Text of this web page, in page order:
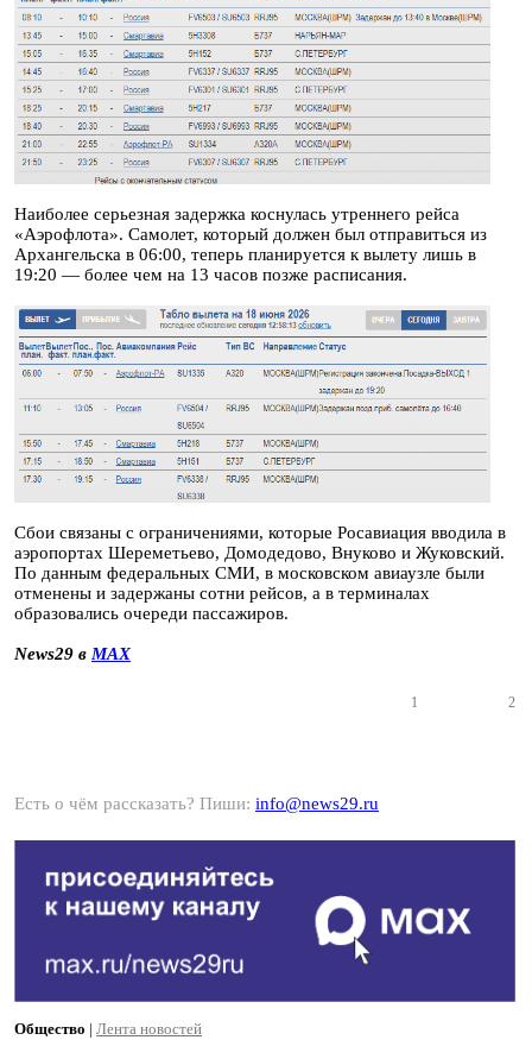
Наиболее серьезная задержка коснулась утреннего рейса
«Аэрофлота». Самолет, который должен был отправиться из
Архангельска в 06:00, теперь планируется к вылету лишь в
19:20 — более чем на 13 часов позже расписания.
Сбои связаны с ограничениями, которые Росавиация вводила в
аэропортах Шереметьево, Домодедово, Внуково и Жуковский.
По данным федеральных СМИ, в московском авиаузле были
отменены и задержаны сотни рейсов, а в терминалах
образовались очереди пассажиров.
News29 в MAX
1 2
Есть о чём рассказать? Пиши: info@news29.ru
Общество | Лента новостей